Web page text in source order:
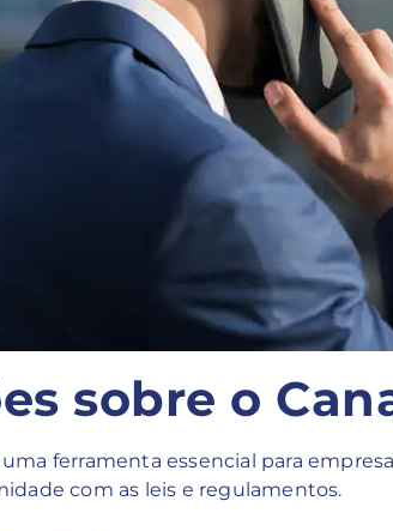
sobre o
ferramenta essencial para
com as leis e regulamentos.